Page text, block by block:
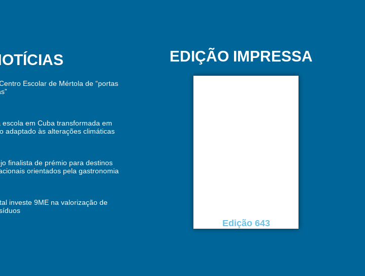
Escolar de Mértola de “portas
escola em Cuba transformada em
adaptado às alterações climáticas
finalista de prémio para destinos
orientados pela gastronomia
investe 9ME na valorização de
EDIÇÃO IMPRESSA
Edição 643